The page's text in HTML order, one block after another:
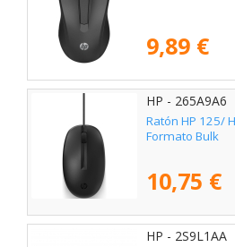
9,89 €
HP - 265A9A6
Ratón HP 125/
Formato Bulk
10,75 €
HP - 2S9L1AA